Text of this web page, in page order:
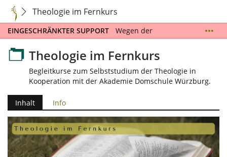
Theologie im Fernkurs
EINGESCHRÄNKTER SUPPORT
Wegen der
Sommerschließzeit und urlaubsbedingter
Abwesenheiten können Ihre Supportanfragen vom
9.7.2026 und dem 9.8.2026 nur eingeschränkt und
mit großer zeitlicher Verzögerung bearbeitet
werden. Ab dem 10.8.2026 stehen wir Ihnen wieder
auf derSupportseite
Kontaktformular für Supportanfragen. Wir danken
für Ihr Verständnis und wünschen Ihnen eine
erholsameZeit! Das Team der Fachakademie für
Gemeindepastoral
Theologie im Fernkurs
Begleitkurse zum Selbststudium der Theologie in
Kooperation mit der Akademie Domschule Würzburg.
Inhalt Info